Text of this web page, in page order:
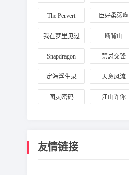
成一名小正太
The Pervert 臣好柔弱啊
我在梦里见过 断背山
Snapdragon 禁忌交锋
定海浮生录 天意风流
图灵密码 江山许你
友情链接